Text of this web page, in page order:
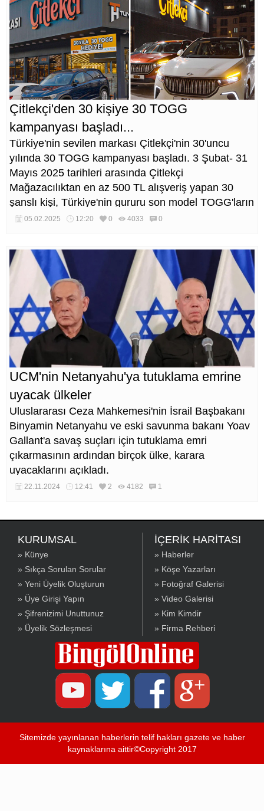
Çitlekçi'den 30 kişiye 30 TOGG
kampanyası başladı...
Türkiye'nin sevilen markası Çitlekçi'nin 30'uncu
yılında 30 TOGG kampanyası başladı. 3 Şubat- 31
Mayıs 2025 tarihleri arasında Çitlekçi
Mağazacılıktan en az 500 TL alışveriş yapan 30
şanslı kişi, Türkiye'nin gururu son model TOGG'ların
sahibi olma fırsatı yakalayacak.
05.02.2025 12:20 0 4033 0
UCM'nin Netanyahu'ya tutuklama emrine
uyacak ülkeler
Uluslararası Ceza Mahkemesi'nin İsrail Başbakanı
Binyamin Netanyahu ve eski savunma bakanı Yoav
Gallant'a savaş suçları için tutuklama emri
çıkarmasının ardından birçok ülke, karara
uyacaklarını açıkladı.
22.11.2024 12:41 2 4182 1
KURUMSAL
» Künye
» Sıkça Sorulan Sorular
» Yeni Üyelik Oluşturun
» Üye Girişi Yapın
» Şifrenizimi Unuttunuz
» Üyelik Sözleşmesi
İÇERİK HARİTASI
» Haberler
» Köşe Yazarları
» Fotoğraf Galerisi
» Video Galerisi
» Kim Kimdir
» Firma Rehberi
Sitemizde yayınlanan haberlerin telif hakları gazete ve haber
kaynaklarına aittir©Copyright 2017